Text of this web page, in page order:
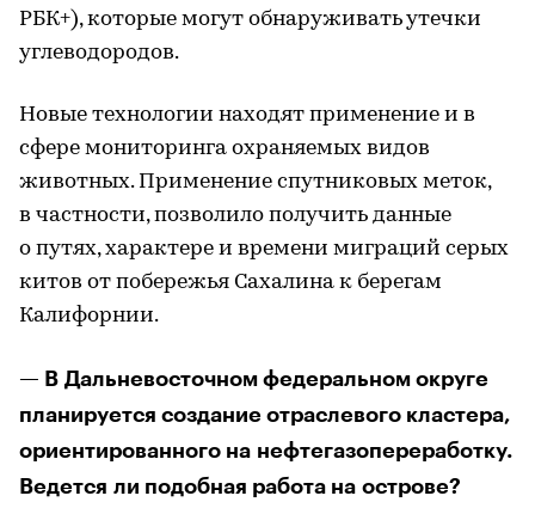
РБК+), которые могут обнаруживать утечки
углеводородов.
Новые технологии находят применение и в
сфере мониторинга охраняемых видов
животных. Применение спутниковых меток,
в частности, позволило получить данные
о путях, характере и времени миграций серых
китов от побережья Сахалина к берегам
Калифорнии.
— В Дальневосточном федеральном округе
планируется создание отраслевого кластера,
ориентированного на нефтегазопереработку.
Ведется ли подобная работа на острове?